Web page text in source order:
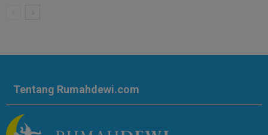
Tentang Rumahdewi.com